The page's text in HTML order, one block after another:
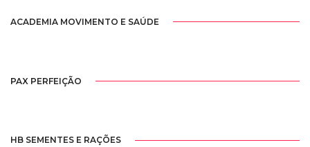
ACADEMIA MOVIMENTO E SAÚDE
PAX PERFEIÇÃO
HB SEMENTES E RAÇÕES